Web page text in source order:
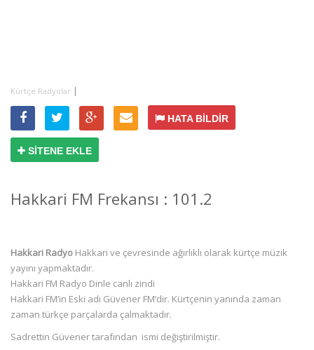
Kürtçe Radyolar |
HATA BİLDİR
SİTENE EKLE
Hakkari FM Frekansı : 101.2
Hakkari Radyo Hakkari ve çevresinde ağırlıklı olarak kürtçe müzik
yayını yapmaktadır.
Hakkari FM Radyo Dinle canlı zindi
Hakkari FM’in Eski adı Güvener FM’dir. Kürtçenin yanında zaman
zaman türkçe parçalarda çalmaktadır.
Sadrettin Güvener tarafından ismi değiştirilmiştir.